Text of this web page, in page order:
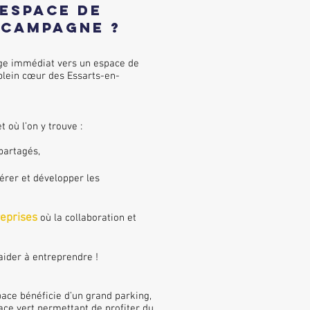
de
?
immédiat vers un espace de
cœur des Essarts-en-
où l’on y trouve :
et développer les
où la collaboration et
à entreprendre !
bénéficie d’un grand parking,